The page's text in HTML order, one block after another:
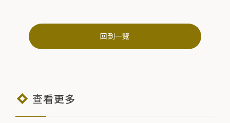
回到一覽
查看更多